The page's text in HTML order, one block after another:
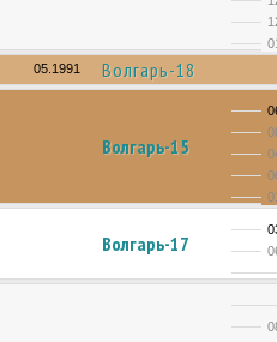
05.1991 Волгарь-18
Волгарь-15
Волгарь-17